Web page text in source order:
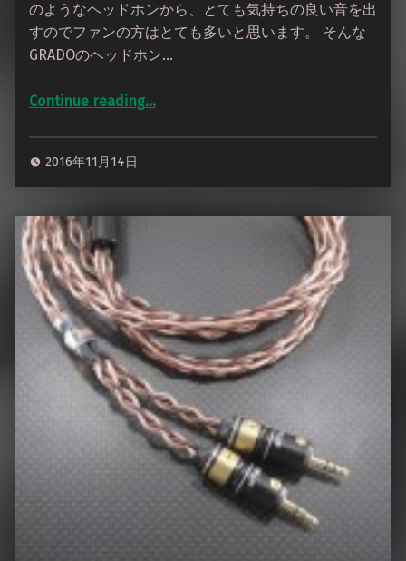
のようなヘッドホンから、とても気持ちの良い音を出
すのでファンの方はとても多いと思います。 そんな
GRADOのヘッドホン…
Continue reading
“GRADO RS-1 PS500 3.5mmデタッチャブル化 専用ケーブル製作 Mogami2534 オヤイデAg+OCC”
…
2016年11月14日